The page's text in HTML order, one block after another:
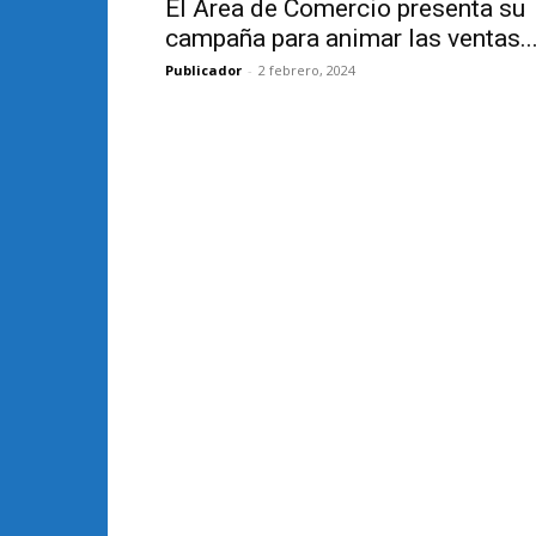
El Área de Comercio presenta su
campaña para animar las
Publicador - 2 febrero, 2024